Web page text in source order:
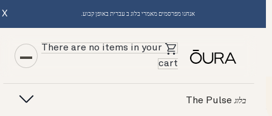
אנחנו מפרסמים מאמרי בלוג ב עברית באופן קבוע. X
There are no items in your
cart
בלוגThe Pulse